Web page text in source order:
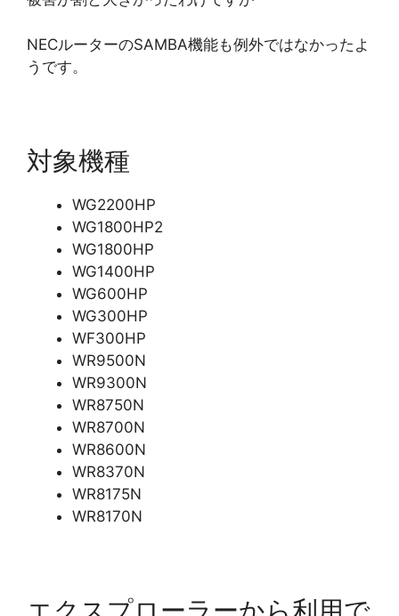
NECルーターのSAMBA機能も例外ではなかったよ
うです。
対象機種
WG2200HP
WG1800HP2
WG1800HP
WG1400HP
WG600HP
WG300HP
WF300HP
WR9500N
WR9300N
WR8750N
WR8700N
WR8600N
WR8370N
WR8175N
WR8170N